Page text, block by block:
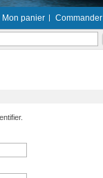
Mon panier Commander